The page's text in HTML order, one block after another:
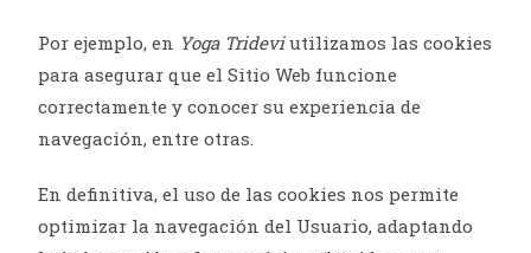
Por ejemplo, en Yoga Trideviutilizamos las cookies
para asegurar que el Sitio Web funcione
correctamente y conocer su experiencia de
navegación, entre otras.
En definitiva, el uso de las cookies nos permite
optimizar la navegación del Usuario, adaptando